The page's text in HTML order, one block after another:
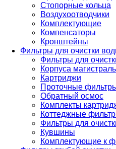
Стопорные кольца
Воздухоотводчики
Комплектующие
Компенсаторы
Кронштейны
Фильтры для очистки
Фильтры для
Корпуса
Картриджи
Проточные
Обратный осмос
Комплекты
Коттеджные
Фильтры для
Кувшины
Комплектующие к